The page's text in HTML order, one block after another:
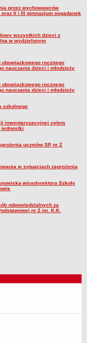
przez wychowawców
II i III gimnazjum pogadanek
wszystkich dzieci z
w wydzielonym
obowiązkowego rocznego
nauczania dzieci i młodzieży
obowiązkowego rocznego
nauczania dzieci i młodzieży
szkolnego
inwentaryzacyjnej celem
jednostki
uczniów SP nr 2
w sytuacjach zagrożenia
wicedyrektora Szkoły
odpowiedzialnych za
nr 2 im. K.K.